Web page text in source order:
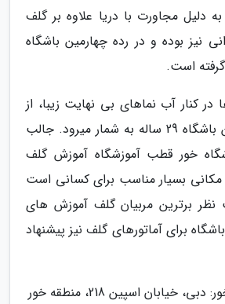
به دلیل مجاورت با دریا علاوه بر گلف
نیز بوده و در رده چهارمین باشگاه
است.
کنار آب نماهای بی نهایت زیبا، از
ویژگی چشم نواز این باشگاه 29 ساله به شمار میرود. جالب
خور قطب آموزشگاه آموزش گلف
بسیار مناسب برای کسانی است
برترین مربیان گلف آموزش های
باشگاه برای آماتورهای گلف نیز پیشنهاد
اسپین 218، منطقه خور